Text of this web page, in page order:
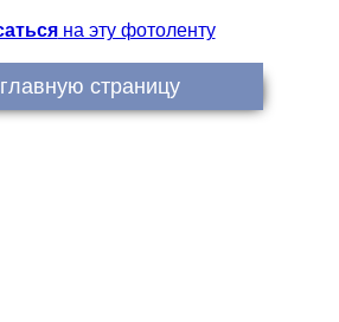
на эту фотоленту
страницу